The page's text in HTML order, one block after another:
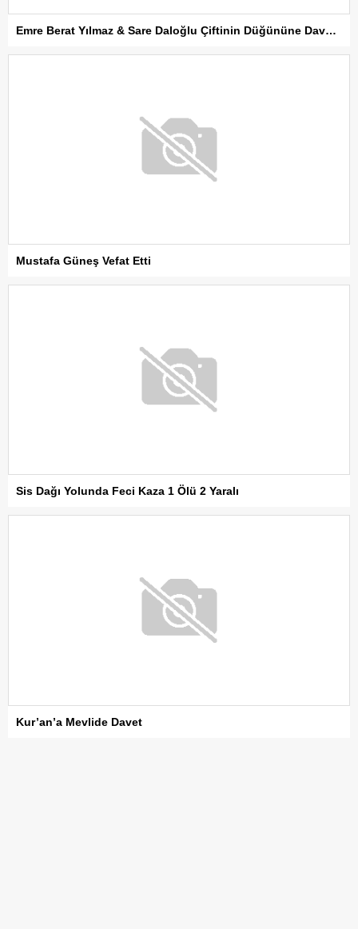
Emre Berat Yılmaz & Sare Daloğlu Çiftinin Düğününe Davetlisiniz
Mustafa Güneş Vefat Etti
Sis Dağı Yolunda Feci Kaza 1 Ölü 2 Yaralı
Kur’an’a Mevlide Davet